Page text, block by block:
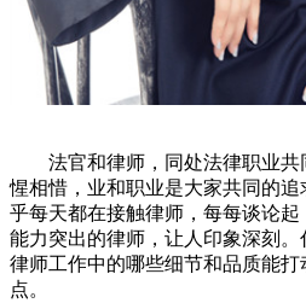
法官和律师，同处法律职业共
惺相惜，业和职业是大家共同的
乎每天都在接触律师，每每谈论
能力突出的律师，让人印象深刻。
律师工作中的哪些细节和品质能
点。